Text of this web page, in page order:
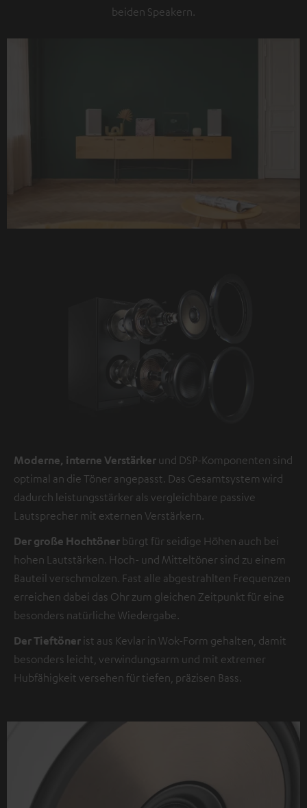
beiden Speakern.
Moderne, interne Verstärker und DSP-Komponenten sind
optimal an die Töner angepasst. Das Gesamtsystem wird
dadurch leistungsstärker als vergleichbare passive
Lautsprecher mit externen Verstärkern.
Der große Hochtöner bürgt für seidige Höhen auch bei
hohen Lautstärken. Hoch- und Mitteltöner sind zu einem
Bauteil verschmolzen. Fast alle abgestrahlten Frequenzen
erreichen dabei das Ohr zum gleichen Zeitpunkt für eine
besonders natürliche Wiedergabe.
Der Tieftöner ist aus Kevlar in Wok-Form gehalten, damit
besonders leicht, verwindungsarm und mit extremer
Hubfähigkeit versehen für tiefen, präzisen Bass.